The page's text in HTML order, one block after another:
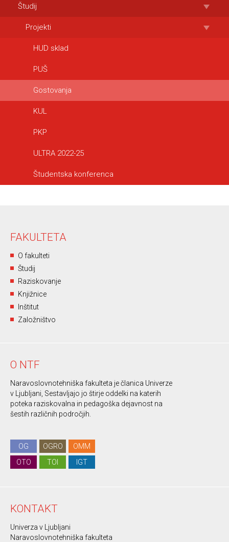
Študij
Projekti
HUD sklad
PUŠ
Gostovanja
KUL
PKP
ULTRA 2022-25
Študentska konferenca
FAKULTETA
O fakulteti
Študij
Raziskovanje
Knjižnice
Inštitut
Založništvo
O NTF
Naravoslovnotehniška fakulteta je članica Univerze
v Ljubljani, Sestavljajo jo štirje oddelki na katerih
poteka raziskovalna in pedagoška dejavnost na
šestih različnih področjih.
OG OGRO
OMM
OTO
TOI IGT
KONTAKT
Univerza v Ljubljani
Naravoslovnotehniška fakulteta